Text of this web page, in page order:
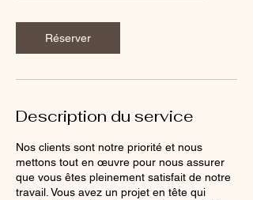
Réserver
Description du service
Nos clients sont notre priorité et nous
mettons tout en œuvre pour nous assurer
que vous êtes pleinement satisfait de notre
travail. Vous avez un projet en tête qui